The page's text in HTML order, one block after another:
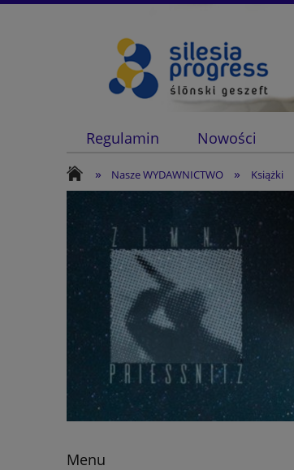
Regulamin Nowości
» Nasze WYDAWNICTWO » Książki
Menu